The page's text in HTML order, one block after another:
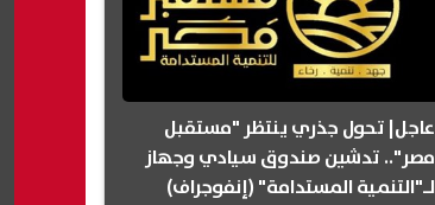
عاجل| تحول جذري ينتظر "مستقبل
مصر".. تدشين صندوق سيادي وجهاز
لـ"التنمية المستدامة" (إنفوجراف)